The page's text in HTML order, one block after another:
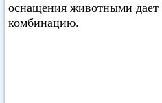
оснащения животными дает
комбинацию.